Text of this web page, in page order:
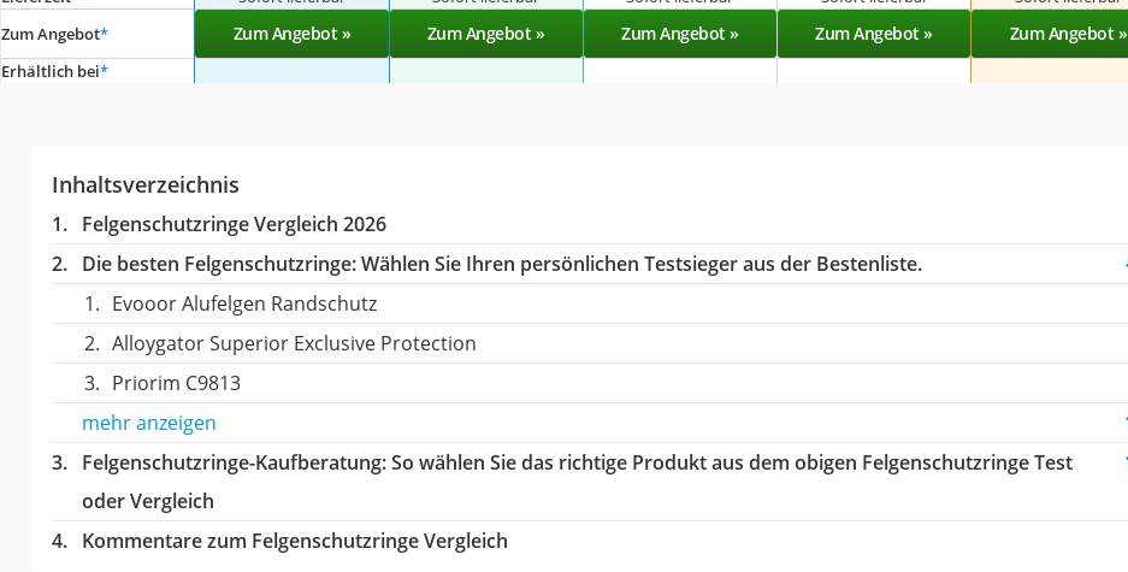
Zum Angebot* Zum Angebot » Zum Angebot » Zum Angebot » Zum Angebot » Zum Angebot »
Erhältlich bei*
Inhaltsverzeichnis
Felgenschutzringe Vergleich 2026
Die besten Felgenschutzringe:Wählen Sie Ihren persönlichen Testsieger aus der Bestenliste.
Evooor Alufelgen Randschutz
Alloygator Superior Exclusive Protection
Priorim C9813
mehr anzeigen
Felgenschutzringe-Kaufberatung: So wählen Sie das richtige Produkt aus dem obigen Felgenschutzringe Test
oder Vergleich
Kommentare zum Felgenschutzringe Vergleich